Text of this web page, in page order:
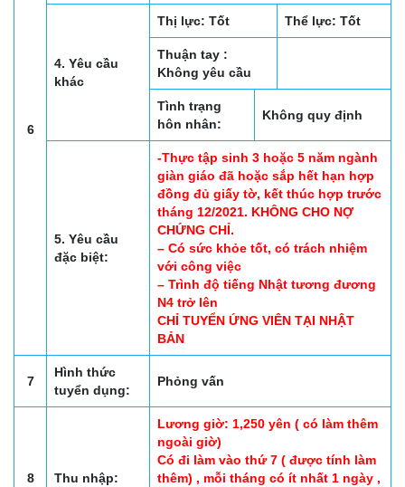
6
4. Yêu cầu
khác
Thị lực: Tốt Thể lực: Tốt
Thuận tay :
Không yêu cầu
Tình trạng
hôn nhân:
Không quy định
5. Yêu cầu
đặc biệt:
-Thực tập sinh 3 hoặc 5 năm ngành
giàn giáo đã hoặc sắp hết hạn hợp
đồng đủ giấy tờ, kết thúc hợp trước
tháng 12/2021. KHÔNG CHO NỢ
CHỨNG CHỈ.
– Có sức khỏe tốt, có trách nhiệm
với công việc
– Trình độ tiếng Nhật tương đương
N4 trở lên
CHỈ TUYỂN ỨNG VIÊN TẠI NHẬT
BẢN
7
Hình thức
tuyển dụng:
Phỏng vấn
8 Thu nhập:
Lương giờ: 1,250 yên ( có làm thêm
ngoài giờ)
Có đi làm vào thứ 7 ( được tính làm
thêm) , mỗi tháng có ít nhất 1 ngày ,